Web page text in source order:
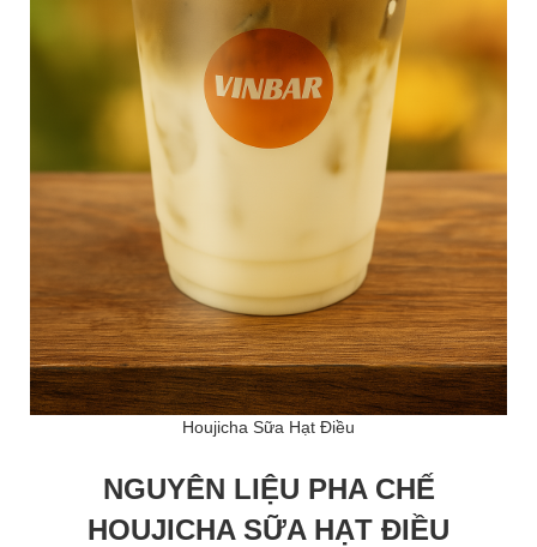
Houjicha Sữa Hạt Điều
NGUYÊN LIỆU PHA CHẾ
HOUJICHA SỮA HẠT ĐIỀU